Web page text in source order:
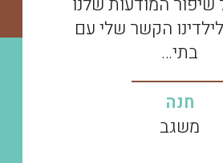
הקשר שלי עם
בתי…
חנה
משגב